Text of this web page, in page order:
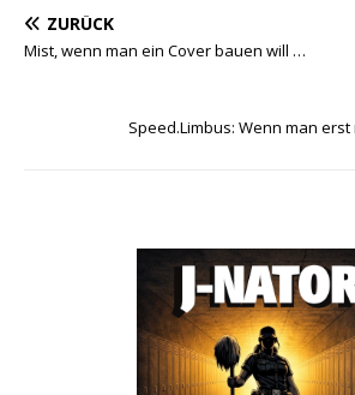
ZURÜCK
Mist, wenn man ein Cover bauen will …
Speed.Limbus: Wenn man